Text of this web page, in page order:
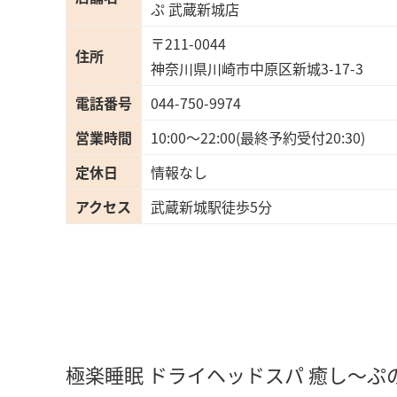
ぷ 武蔵新城店
住所
〒211-0044
神奈川県川崎市中原区新城3-17-3
電話番号
044-750-9974
営業時間
10:00～22:00(最終予約受付20:30)
定休日
情報なし
アクセス
武蔵新城駅徒歩5分
極楽睡眠 ドライヘッドスパ 癒し～ぷ